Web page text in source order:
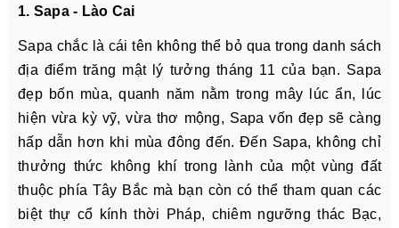
1. Sapa - Lào Cai
Sapa chắc là cái tên không thể bỏ qua trong danh sách
địa điểm trăng mật lý tưởng tháng 11 của bạn. Sapa
đẹp bốn mùa, quanh năm nằm trong mây lúc ẩn, lúc
hiện vừa kỳ vỹ, vừa thơ mộng, Sapa vốn đẹp sẽ càng
hấp dẫn hơn khi mùa đông đến. Đến Sapa, không chỉ
thưởng thức không khí trong lành của một vùng đất
thuộc phía Tây Bắc mà bạn còn có thể tham quan các
biệt thự cổ kính thời Pháp, chiêm ngưỡng thác Bạc,